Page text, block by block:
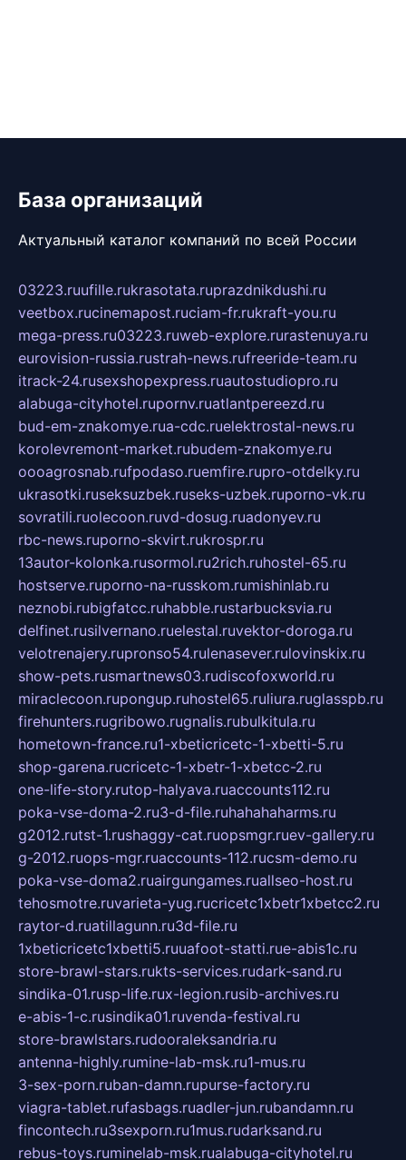
База организаций
Актуальный каталог компаний по всей России
03223.ruufille.rukrasotata.ruprazdnikdushi.ru
veetbox.rucinemapost.ruciam-fr.rukraft-you.ru
mega-press.ru03223.ruweb-explore.rurastenuya.ru
eurovision-russia.rustrah-news.rufreeride-team.ru
itrack-24.rusexshopexpress.ruautostudiopro.ru
alabuga-cityhotel.rupornv.ruatlantpereezd.ru
bud-em-znakomye.rua-cdc.ruelektrostal-news.ru
korolevremont-market.rubudem-znakomye.ru
oooagrosnab.rufpodaso.ruemfire.rupro-otdelky.ru
ukrasotki.ruseksuzbek.ruseks-uzbek.ruporno-vk.ru
sovratili.ruolecoon.ruvd-dosug.ruadonyev.ru
rbc-news.ruporno-skvirt.rukrospr.ru
13autor-kolonka.rusormol.ru2rich.ruhostel-65.ru
hostserve.ruporno-na-russkom.rumishinlab.ru
neznobi.rubigfatcc.ruhabble.rustarbucksvia.ru
delfinet.rusilvernano.ruelestal.ruvektor-doroga.ru
velotrenajery.rupronso54.rulenasever.rulovinskix.ru
show-pets.rusmartnews03.rudiscofoxworld.ru
miraclecoon.rupongup.ruhostel65.ruliura.ruglasspb.ru
firehunters.rugribowo.rugnalis.rubulkitula.ru
hometown-france.ru1-xbeticricetc-1-xbetti-5.ru
shop-garena.rucricetc-1-xbetr-1-xbetcc-2.ru
one-life-story.rutop-halyava.ruaccounts112.ru
poka-vse-doma-2.ru3-d-file.ruhahahaharms.ru
g2012.rutst-1.rushaggy-cat.ruopsmgr.ruev-gallery.ru
g-2012.ruops-mgr.ruaccounts-112.rucsm-demo.ru
poka-vse-doma2.ruairgungames.ruallseo-host.ru
tehosmotre.ruvarieta-yug.rucricetc1xbetr1xbetcc2.ru
raytor-d.ruatillagunn.ru3d-file.ru
1xbeticricetc1xbetti5.ruuafoot-statti.rue-abis1c.ru
store-brawl-stars.rukts-services.rudark-sand.ru
sindika-01.rusp-life.rux-legion.rusib-archives.ru
e-abis-1-c.rusindika01.ruvenda-festival.ru
store-brawlstars.rudooraleksandria.ru
antenna-highly.rumine-lab-msk.ru1-mus.ru
3-sex-porn.ruban-damn.rupurse-factory.ru
viagra-tablet.rufasbags.ruadler-jun.rubandamn.ru
fincontech.ru3sexporn.ru1mus.rudarksand.ru
rebus-toys.ruminelab-msk.rualabuga-cityhotel.ru